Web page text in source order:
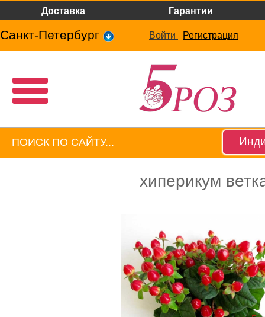
Доставка Гарантии
Санкт-Петербург Войти Регистрация
хиперикум